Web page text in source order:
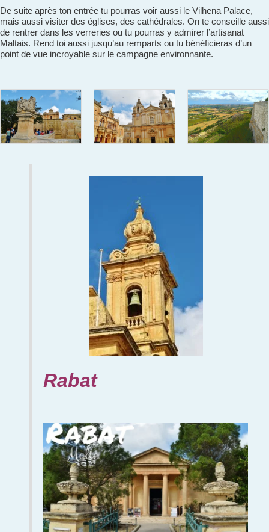
De suite après ton entrée tu pourras voir aussi le Vilhena Palace,
mais aussi visiter des églises, des cathédrales. On te conseille aussi
de rentrer dans les verreries ou tu pourras y admirer l’artisanat
Maltais. Rend toi aussi jusqu’au remparts ou tu bénéficieras d’un
point de vue incroyable sur le campagne environnante.
Rabat